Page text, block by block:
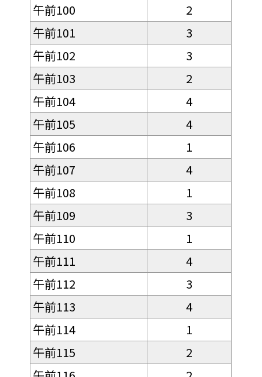
午前100
2
午前101
3
午前102
3
午前103
2
午前104
4
午前105
4
午前106
1
午前107
4
午前108
1
午前109
3
午前110
1
午前111
4
午前112
3
午前113
4
午前114
1
午前115
2